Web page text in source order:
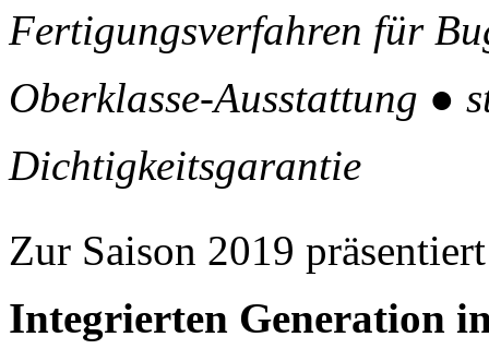
Fertigungsverfahren für
Oberklasse-Ausstattung ●
Dichtigkeitsgarantie
Zur Saison 2019
Integrierten Generation